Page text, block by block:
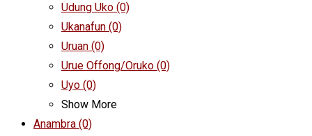
Udung Uko (0)
Ukanafun (0)
Uruan (0)
Urue Offong/Oruko (0)
Uyo (0)
Show More
Anambra (0)